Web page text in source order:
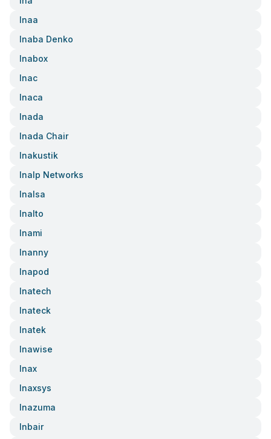
Inaa
Inaba Denko
Inabox
Inac
Inaca
Inada
Inada Chair
Inakustik
Inalp Networks
Inalsa
Inalto
Inami
Inanny
Inapod
Inatech
Inateck
Inatek
Inawise
Inax
Inaxsys
Inazuma
Inbair